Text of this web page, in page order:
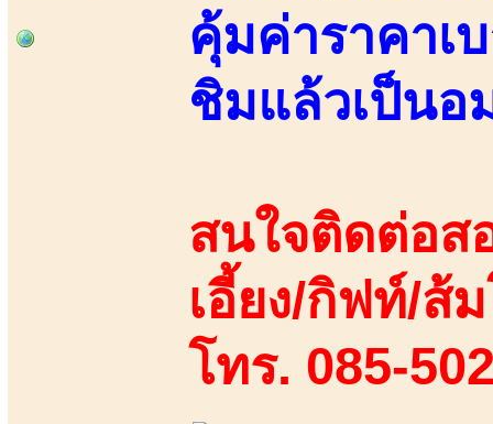
คุ้มค่าราคาเ
ชิมแล้วเป็นอ
สนใจติดต่อส
เอี้ยง/กิฟท์/ส้
โทร. 085-